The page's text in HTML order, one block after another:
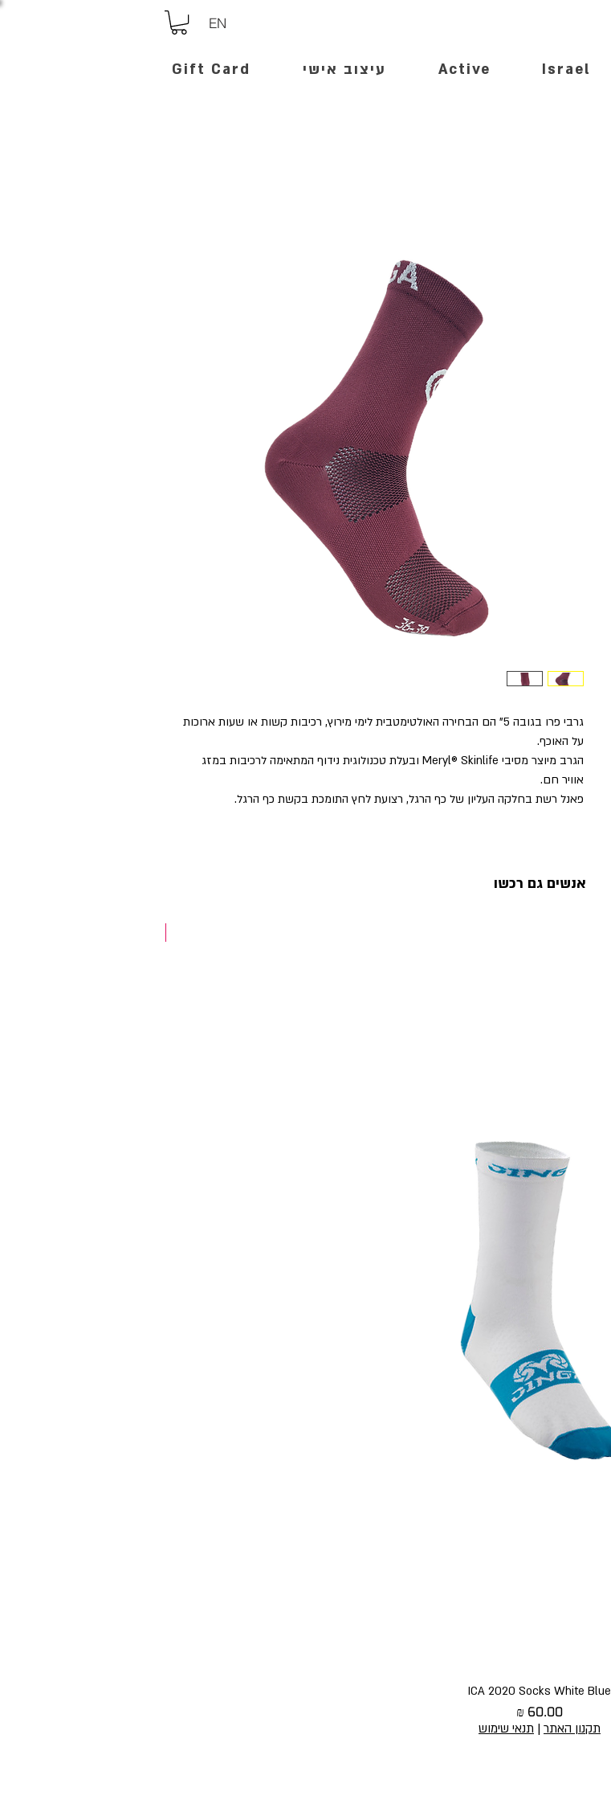
EN
Israel
Active עיצוב אישי Gift Card
גרבי פרו בגובה 5" הם הבחירה האולטימטבית לימי מירוץ, רכיבות קשות או שעות ארוכות
על האוכף.
הגרב מיוצר מסיבי Meryl® Skinlife ובעלת טכנולוגית נידוף המתאימה לרכיבות במזג
אוויר חם.
פאנל רשת בחלקה העליון של כף הרגל, רצועת לחץ התומכת בקשת כף הרגל.
אנשים גם רכשו
תצוגה מהירה
ICA 2020 Socks White Blue
מחיר
תקנון האתר | תנאי שימוש